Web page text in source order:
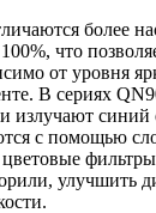
более
что
от уровня
В сериях
излучают синий
с помощью
улучшить